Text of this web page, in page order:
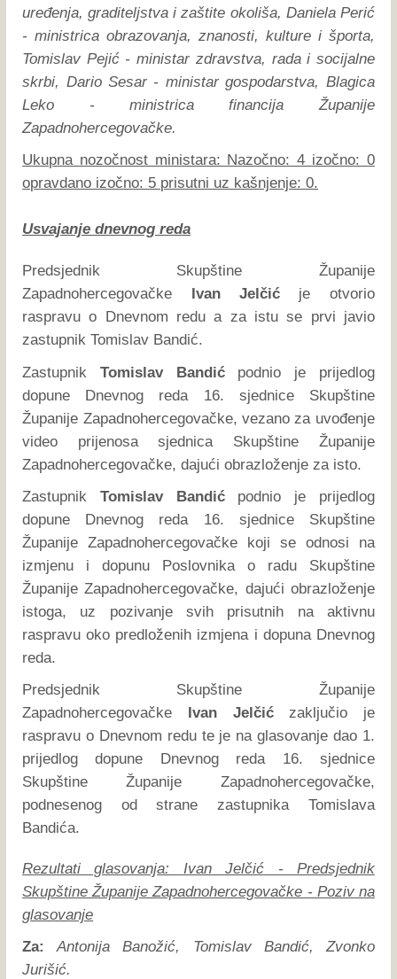
uređenja, graditeljstva i zaštite okoliša, Daniela Perić
- ministrica obrazovanja, znanosti, kulture i športa,
Tomislav Pejić - ministar zdravstva, rada i socijalne
skrbi, Dario Sesar - ministar gospodarstva, Blagica
Leko - ministrica financija Županije
Zapadnohercegovačke.
Ukupna nozočnost ministara: Nazočno: 4 izočno: 0
opravdano izočno: 5 prisutni uz kašnjenje: 0.
Usvajanje dnevnog reda
Predsjednik Skupštine Županije
Zapadnohercegovačke
Ivan Jelčić je otvorio
raspravu o Dnevnom redu a za istu se prvi javio
zastupnik Tomislav Bandić.
Zastupnik Tomislav Bandićpodnio je prijedlog
dopune Dnevnog reda 16. sjednice Skupštine
Županije Zapadnohercegovačke, vezano za uvođenje
video prijenosa sjednica Skupštine Županije
Zapadnohercegovačke, dajući obrazloženje za isto.
Zastupnik Tomislav Bandićpodnio je prijedlog
dopune Dnevnog reda 16. sjednice Skupštine
Županije Zapadnohercegovačke koji se odnosi na
izmjenu i dopunu Poslovnika o radu Skupštine
Županije Zapadnohercegovačke, dajući obrazloženje
istoga, uz pozivanje svih prisutnih na aktivnu
raspravu oko predloženih izmjena i dopuna Dnevnog
reda.
Predsjednik Skupštine Županije
Zapadnohercegovačke Ivan Jelčićzaključio je
raspravu o Dnevnom redu te je na glasovanje dao 1.
prijedlog dopune Dnevnog reda 16. sjednice
Skupštine Županije Zapadnohercegovačke,
podnesenog od strane zastupnika Tomislava
Bandića.
Rezultati glasovanja: Ivan Jelčić - Predsjednik
Skupštine Županije Zapadnohercegovačke - Poziv na
glasovanje
Za:
Antonija Banožić, Tomislav Bandić, Zvonko
Jurišić.